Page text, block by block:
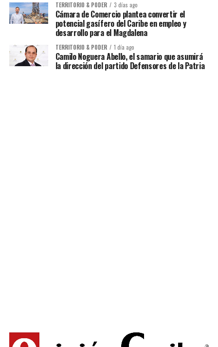
TERRITORIO & PODER 3 días ago
Cámara de Comercio plantea convertir el
potencial gasífero del Caribe en empleo y
desarrollo para el Magdalena
TERRITORIO & PODER 1 día ago
Camilo Noguera Abello, el samario que asumirá
la dirección del partido Defensores de la Patria